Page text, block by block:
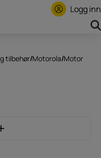
Logg inn
tilbehør/Motorola/Motorola